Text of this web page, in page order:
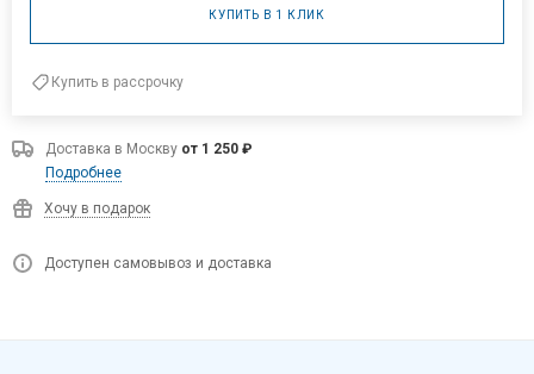
КУПИТЬ В 1 КЛИК
Купить в рассрочку
Доставка в Москву от 1 250 ₽
Подробнее
Хочу в подарок
Доступен самовывоз и доставка